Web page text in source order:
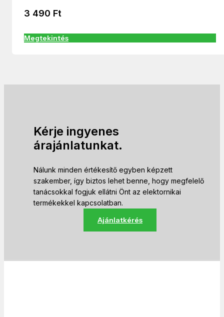
3 490 Ft
Megtekintés
Kérje ingyenes
árajánlatunkat.
Nálunk minden értékesítő egyben képzett
szakember, így biztos lehet benne, hogy megfelelő
tanácsokkal fogjuk ellátni Önt az elektornikai
termékekkel kapcsolatban.
Ajánlatkérés